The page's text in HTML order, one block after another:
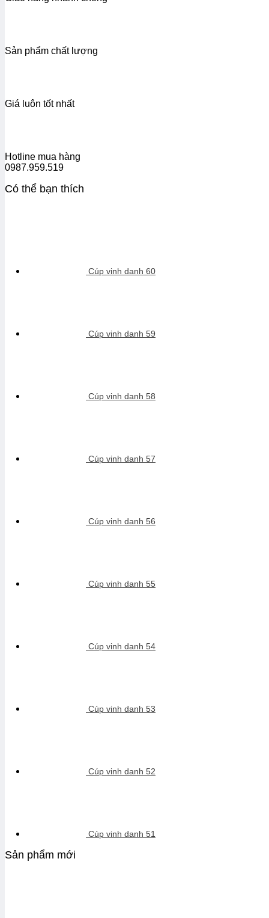
Sản phẩm chất lượng
Giá luôn tốt nhất
Hotline mua hàng
0987.959.519
Có thể bạn thích
Cúp vinh danh 60
Cúp vinh danh 59
Cúp vinh danh 58
Cúp vinh danh 57
Cúp vinh danh 56
Cúp vinh danh 55
Cúp vinh danh 54
Cúp vinh danh 53
Cúp vinh danh 52
Cúp vinh danh 51
Sản phẩm mới